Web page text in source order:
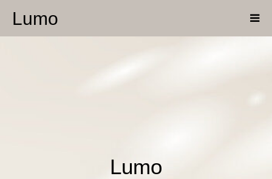
Lumo
Lumo